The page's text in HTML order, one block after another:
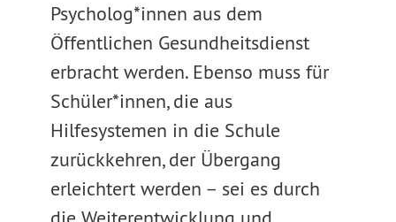
Psycholog*innen aus dem
Öffentlichen Gesundheitsdienst
erbracht werden. Ebenso muss für
Schüler*innen, die aus
Hilfesystemen in die Schule
zurückkehren, der Übergang
erleichtert werden – sei es durch